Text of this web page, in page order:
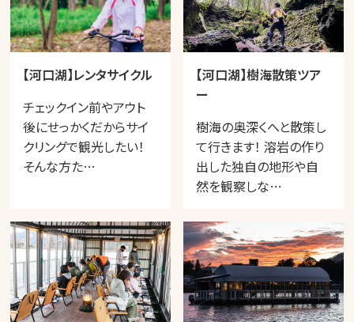
【河口湖】レンタサイクル
チェックイン前やアウト
後にせっかくだからサイ
クリングで観光したい！
そんな方た…
【河口湖】樹海散策ツア
ー
樹海の奥深くへと散策し
て行きます！ 溶岩の作り
出した独自の地形や自
然を観察しな…